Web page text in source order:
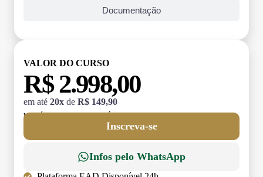
Documentação
VALOR DO CURSO
R$ 2.998,00
em até 20x de R$ 149,90
MATRÍCULA:
Inscreva-se
Infos pelo WhatsApp